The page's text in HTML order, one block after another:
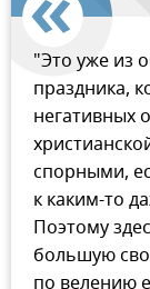
"Это уже из
праздника,
негативных
спорными,
к каким-то
Поэтому
большую
по велению